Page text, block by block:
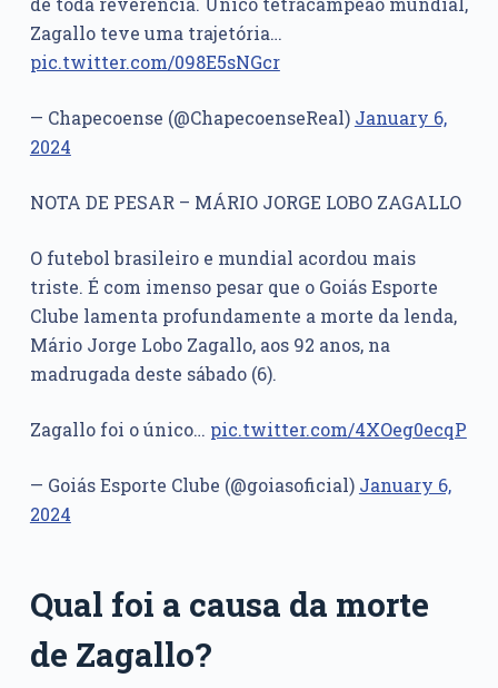
Zagallo teve uma trajetória…
pic.twitter.com/098E5sNGcr
— Chapecoense (@ChapecoenseReal) January 6,
2024
NOTA DE PESAR – MÁRIO JORGE LOBO ZAGALLO
O futebol brasileiro e mundial acordou mais
triste. É com imenso pesar que o Goiás Esporte
Clube lamenta profundamente a morte da lenda,
Mário Jorge Lobo Zagallo, aos 92 anos, na
madrugada deste sábado (6).
Zagallo foi o único… pic.twitter.com/4XOeg0ecqP
— Goiás Esporte Clube (@goiasoficial) January 6,
2024
Qual foi a causa da morte
de Zagallo?